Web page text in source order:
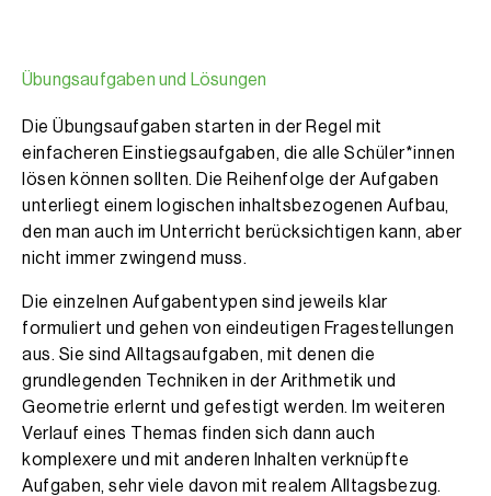
Übungsaufgaben und Lösungen
Die Übungsaufgaben starten in der Regel mit
einfacheren Einstiegsaufgaben, die alle Schüler*innen
lösen können sollten. Die Reihenfolge der Aufgaben
unterliegt einem logischen inhaltsbezogenen Aufbau,
den man auch im Unterricht berücksichtigen kann, aber
nicht immer zwingend muss.
Die einzelnen Aufgabentypen sind jeweils klar
formuliert und gehen von eindeutigen Fragestellungen
aus. Sie sind Alltagsaufgaben, mit denen die
grundlegenden Techniken in der Arithmetik und
Geometrie erlernt und gefestigt werden. Im weiteren
Verlauf eines Themas finden sich dann auch
komplexere und mit anderen Inhalten verknüpfte
Aufgaben, sehr viele davon mit realem Alltagsbezug.